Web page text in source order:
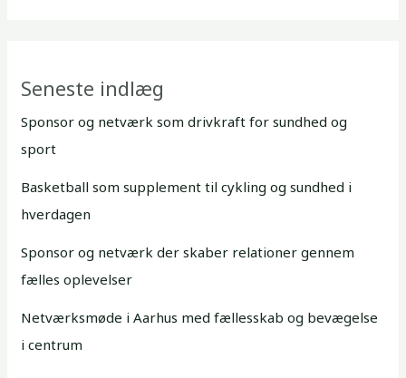
Seneste indlæg
Sponsor og netværk som drivkraft for sundhed og
sport
Basketball som supplement til cykling og sundhed i
hverdagen
Sponsor og netværk der skaber relationer gennem
fælles oplevelser
Netværksmøde i Aarhus med fællesskab og bevægelse
i centrum